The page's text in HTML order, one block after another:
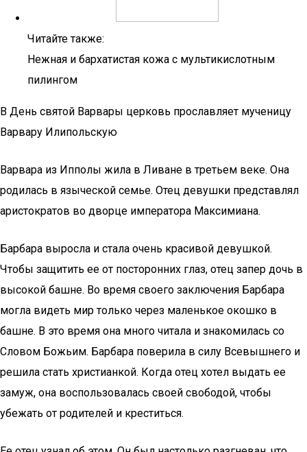
Читайте также:
Нежная и бархатистая кожа с мультикислотным
пилингом
В День святой Варвары церковь прославляет мученицу
Варвару Илипольскую
Варвара из Ипполы жила в Ливане в третьем веке. Она
родилась в языческой семье. Отец девушки представлял
аристократов во дворце императора Максимиана.
Барбара выросла и стала очень красивой девушкой.
Чтобы защитить ее от посторонних глаз, отец запер дочь в
высокой башне. Во время своего заключения Барбара
могла видеть мир только через маленькое окошко в
башне. В это время она много читала и знакомилась со
Словом Божьим. Барбара поверила в силу Всевышнего и
решила стать христианкой. Когда отец хотел выдать ее
замуж, она воспользовалась своей свободой, чтобы
убежать от родителей и креститься.